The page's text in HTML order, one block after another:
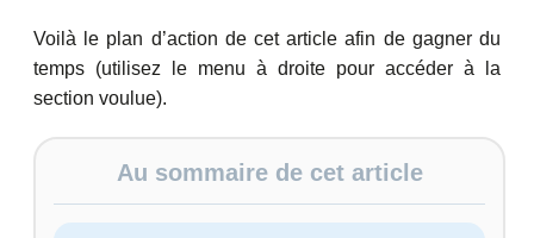
Voilà le plan d’action de cet article afin de gagner du
temps (utilisez le menu à droite pour accéder à la
section voulue).
Au sommaire de cet article